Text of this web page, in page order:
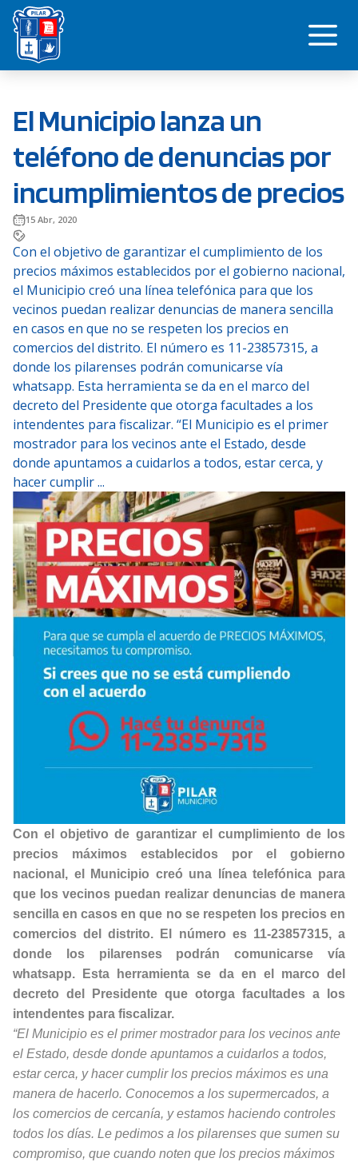
Saltar
contenido
El Municipio lanza un
teléfono de denuncias por
incumplimientos de precios
15 Abr, 2020
Con el objetivo de garantizar el cumplimiento de los
precios máximos establecidos por el gobierno nacional,
el Municipio creó una línea telefónica para que los
vecinos puedan realizar denuncias de manera sencilla
en casos en que no se respeten los precios en
comercios del distrito. El número es 11-23857315, a
donde los pilarenses podrán comunicarse vía
whatsapp. Esta herramienta se da en el marco del
decreto del Presidente que otorga facultades a los
intendentes para fiscalizar. “El Municipio es el primer
mostrador para los vecinos ante el Estado, desde
donde apuntamos a cuidarlos a todos, estar cerca, y
hacer cumplir ...
Con el objetivo de garantizar el cumplimiento de los
precios máximos establecidos por el gobierno
nacional, el Municipio creó una línea telefónica para
que los vecinos puedan realizar denuncias de manera
sencilla en casos en que no se respeten los precios en
comercios del distrito. El número es 11-23857315, a
donde los pilarenses podrán comunicarse vía
whatsapp. Esta herramienta se da en el marco del
decreto del Presidente que otorga facultades a los
intendentes para fiscalizar.
“El Municipio es el primer mostrador para los vecinos ante
el Estado, desde donde apuntamos a cuidarlos a todos,
estar cerca, y hacer cumplir los precios máximos es una
manera de hacerlo. Conocemos a los supermercados, a
los comercios de cercanía, y estamos haciendo controles
todos los días. Le pedimos a los pilarenses que sumen su
compromiso, que cuando noten que los precios máximos